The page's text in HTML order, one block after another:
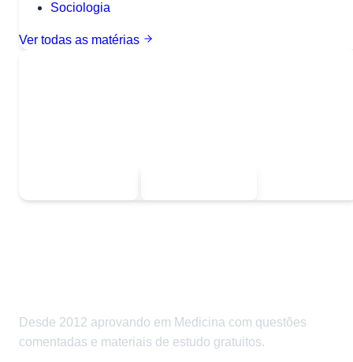
Sociologia
Ver todas as matérias
Desde 2012 aprovando em Medicina com questões
comentadas e materiais de estudo gratuitos.